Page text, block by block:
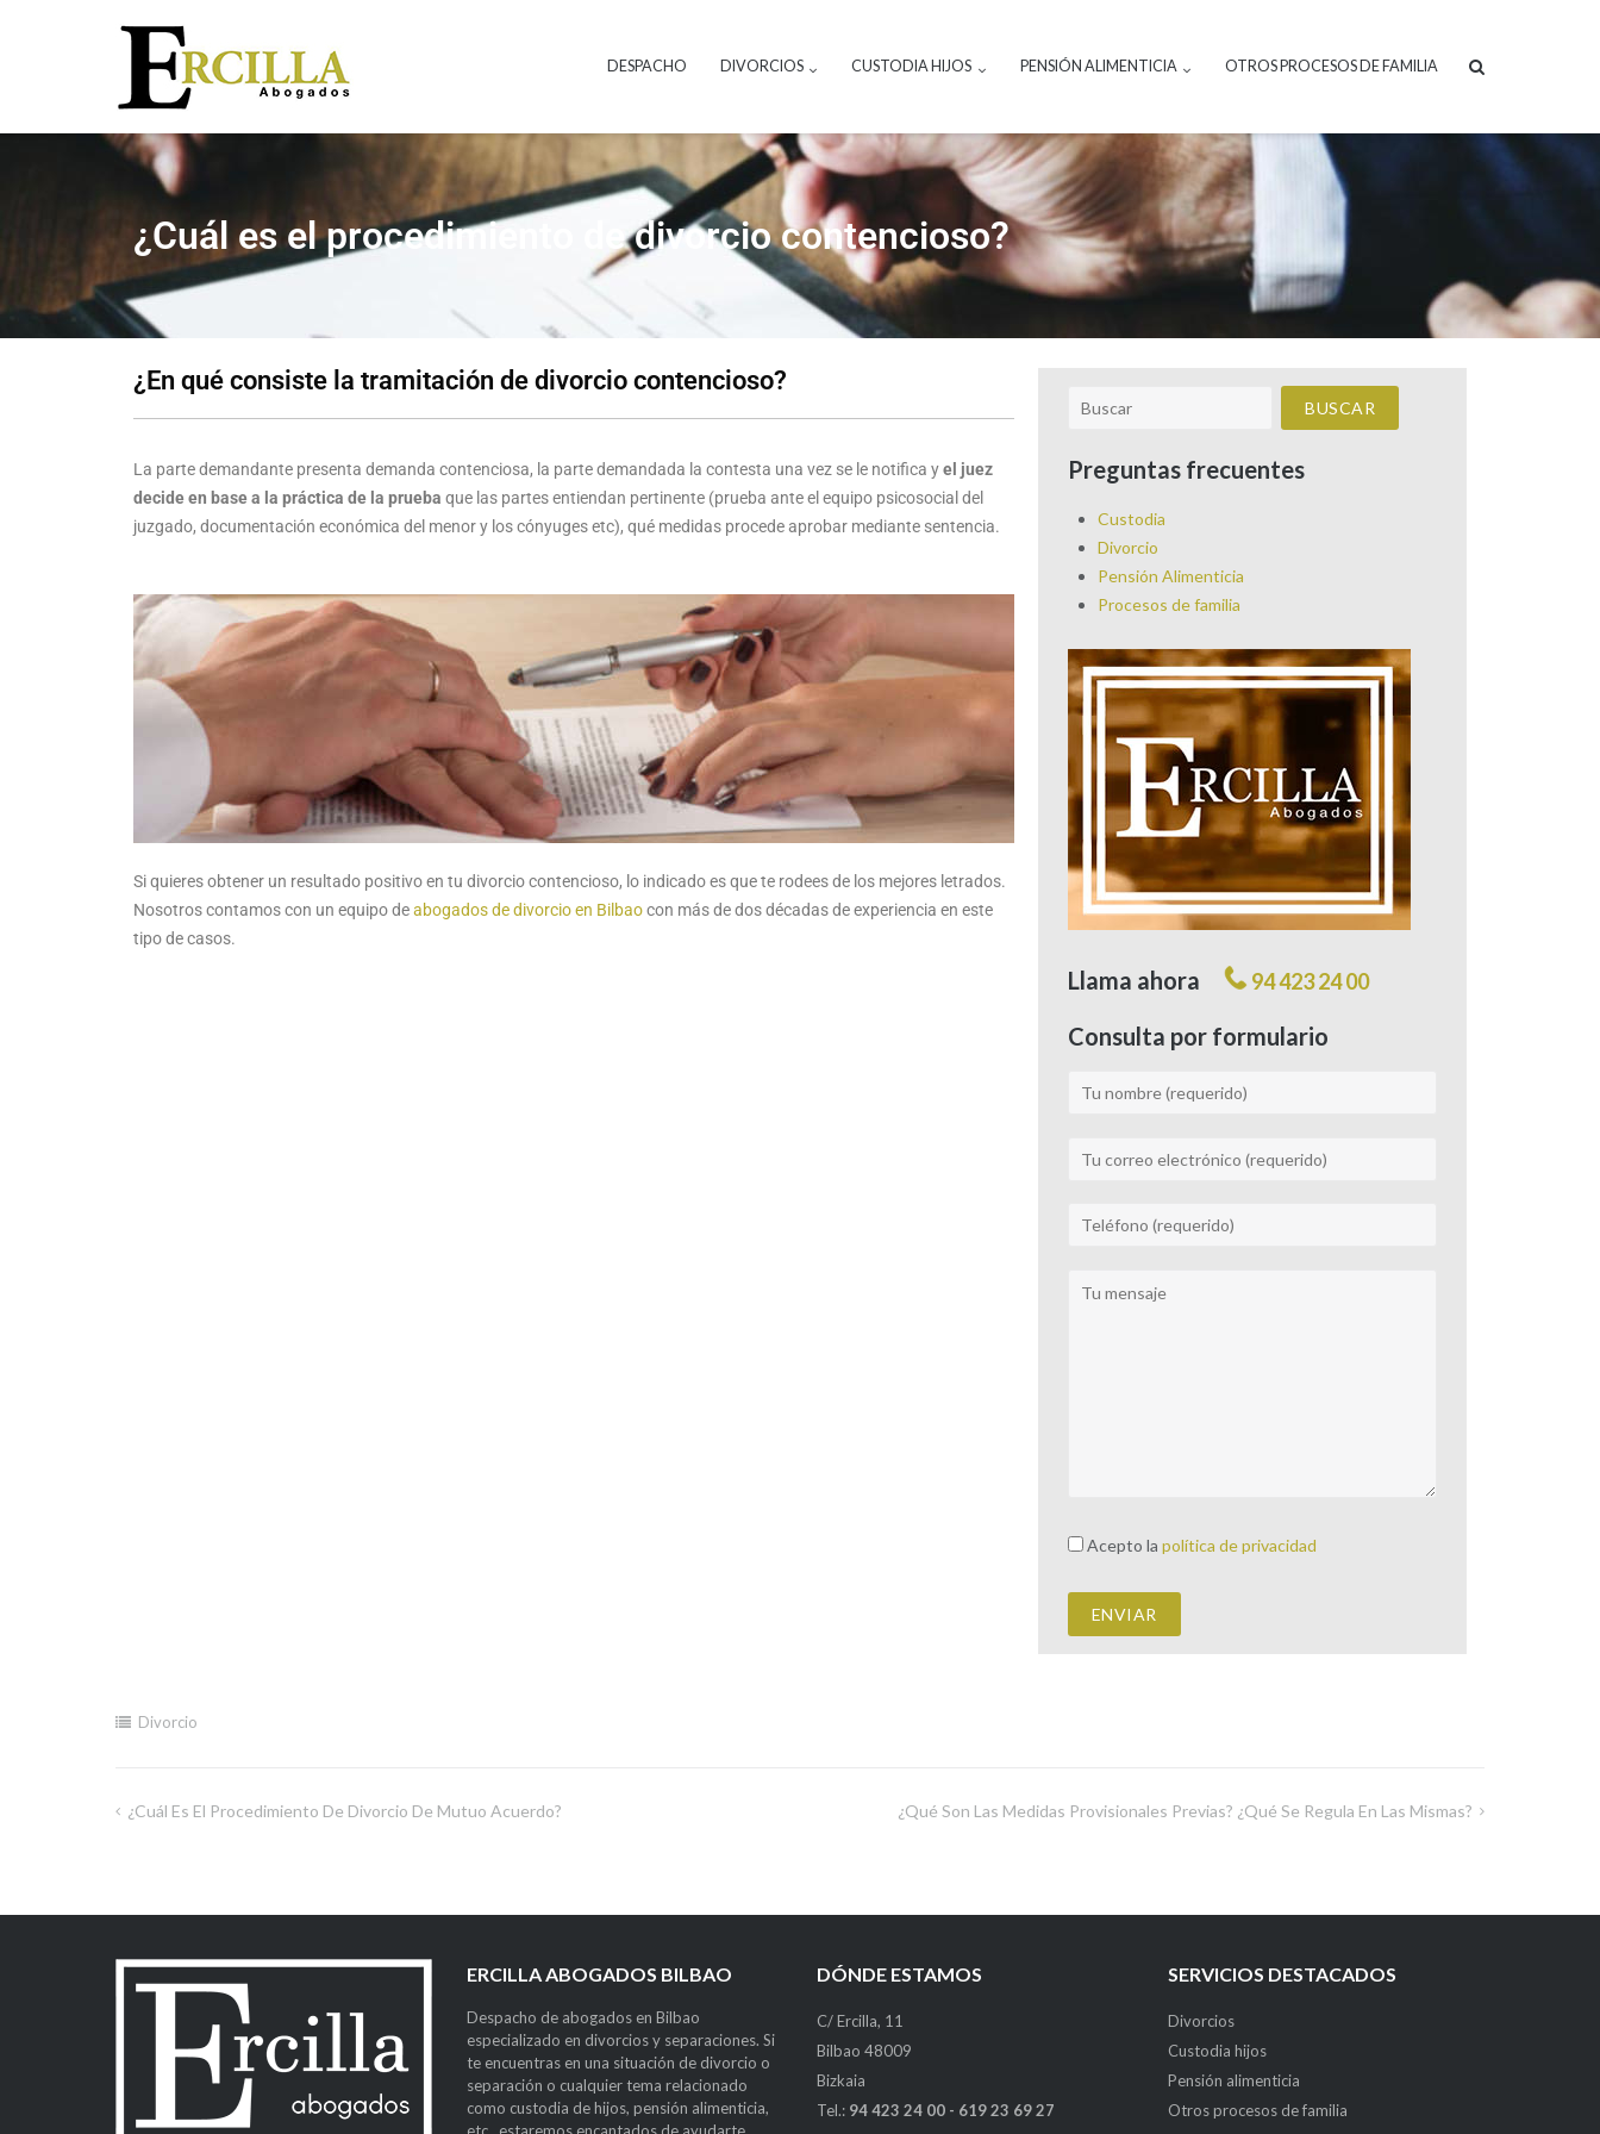
DESPACHO DIVORCIOS CUSTODIA HIJOS PENSIÓN ALIMENTICIA OTROS PROCESOS DE FAMILIA
¿Cuál es el procedimiento de divorcio contencioso?
¿En qué consiste la tramitación de divorcio contencioso?
La parte demandante presenta demanda contenciosa, la parte demandada la contesta una vez se le notifica yel juez
decide en base a la práctica de la prueba que las partes entiendan pertinente (prueba ante el equipo psicosocial del
juzgado, documentación económica del menor y los cónyuges etc), qué medidas procede aprobar mediante sentencia.
Si quieres obtener un resultado positivo en tu divorcio contencioso, lo indicado es que te rodees de los mejores letrados.
Nosotros contamos con un equipo deabogados de divorcio en Bilbaocon más de dos décadas de experiencia en este
tipo de casos.
Preguntas frecuentes
Custodia
Divorcio
Pensión Alimenticia
Procesos de familia
Llama ahora 94 423 24 00
Consulta por formulario
Acepto la política de privacidad
Divorcio
¿Cuál Es El Procedimiento De Divorcio De Mutuo Acuerdo? ¿Qué Son Las Medidas Provisionales Previas? ¿Qué Se Regula En Las Mismas?
ERCILLA ABOGADOS BILBAO
Despacho de abogados en Bilbao
especializado en divorcios y separaciones. Si
te encuentras en una situación de divorcio o
separación o cualquier tema relacionado
como custodia de hijos, pensión alimenticia,
etc., estaremos encantados de ayudarte.
DÓNDE ESTAMOS
C/ Ercilla, 11
Bilbao 48009
Bizkaia
Tel.: 94 423 24 00 - 619 23 69 27
SERVICIOS DESTACADOS
Divorcios
Custodia hijos
Pensión alimenticia
Otros procesos de familia